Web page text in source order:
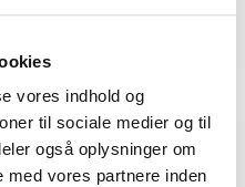
vores indhold og
til sociale medier og til
også oplysninger om
vores partnere inden
Viden